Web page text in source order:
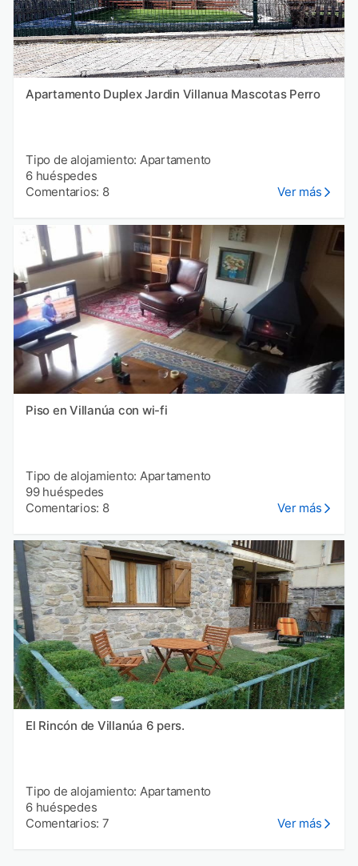
Apartamento Duplex Jardin Villanua Mascotas Perro
Tipo de alojamiento: Apartamento
6 huéspedes
Comentarios: 8
Ver más
Piso en Villanúa con wi-fi
Tipo de alojamiento: Apartamento
99 huéspedes
Comentarios: 8
Ver más
El Rincón de Villanúa 6 pers.
Tipo de alojamiento: Apartamento
6 huéspedes
Comentarios: 7
Ver más